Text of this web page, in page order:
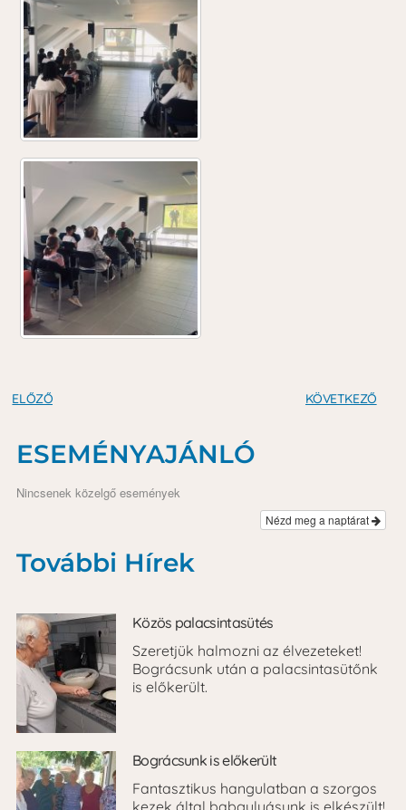
ELŐZŐ KÖVETKEZŐ
ESEMÉNYAJÁNLÓ
Nincsenek közelgő események
Nézd meg a naptárat
További Hírek
Közös palacsintasütés
Szeretjük halmozni az élvezeteket!
Bográcsunk után a palacsintasütőnk
is előkerült.
Bográcsunk is előkerült
Fantasztikus hangulatban a szorgos